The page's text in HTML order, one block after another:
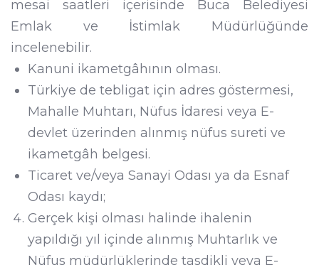
mesai saatleri içerisinde Buca Belediyesi
Emlak ve İstimlak Müdürlüğünde
incelenebilir.
Kanuni ikametgâhının olması.
Türkiye de tebligat için adres göstermesi,
Mahalle Muhtarı, Nüfus İdaresi veya E-
devlet üzerinden alınmış nüfus sureti ve
ikametgâh belgesi.
Ticaret ve/veya Sanayi Odası ya da Esnaf
Odası kaydı;
Gerçek kişi olması halinde ihalenin
yapıldığı yıl içinde alınmış Muhtarlık ve
Nüfus müdürlüklerinde tasdikli veya E-